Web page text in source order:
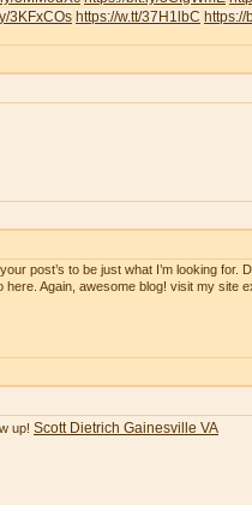
3KFxCOs https://w.tt/37H1lbC https://
post’s to be just what I’m looking
Again, awesome blog! visit my site
up! Scott Dietrich Gainesville VA